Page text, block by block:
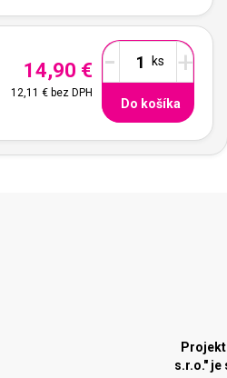
14,90 €
12,11 €bez DPH
- +
Do košíka
s.r.o." je